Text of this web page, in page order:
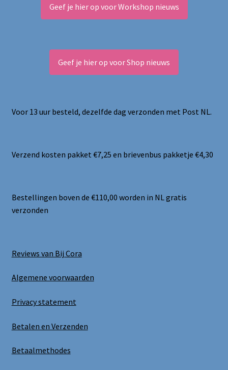
Geef je hier op voor Workshop nieuws
Geef je hier op voor Shop nieuws
Voor 13 uur besteld, dezelfde dag verzonden met Post NL.
Verzend kosten pakket €7,25 en brievenbus pakketje €4,30
Bestellingen boven de €110,00 worden in NL gratis
verzonden
Reviews van Bij Cora
Algemene voorwaarden
Privacy statement
Betalen en Verzenden
Betaalmethodes